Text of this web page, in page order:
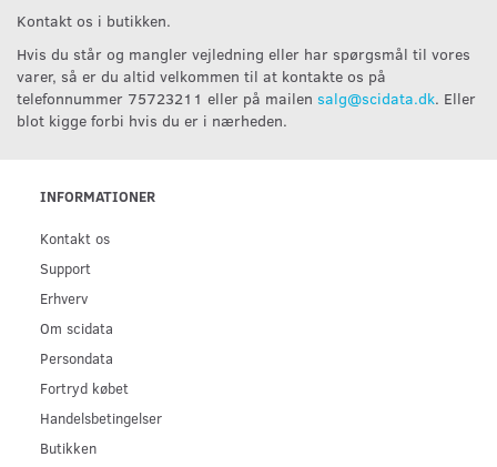
Kontakt os i butikken.
Hvis du står og mangler vejledning eller har spørgsmål til vores
varer, så er du altid velkommen til at kontakte os på
telefonnummer 75723211 eller på mailen salg@scidata.dk. Eller
blot kigge forbi hvis du er i nærheden.
INFORMATIONER
Kontakt os
Support
Erhverv
Om scidata
Persondata
Fortryd købet
Handelsbetingelser
Butikken